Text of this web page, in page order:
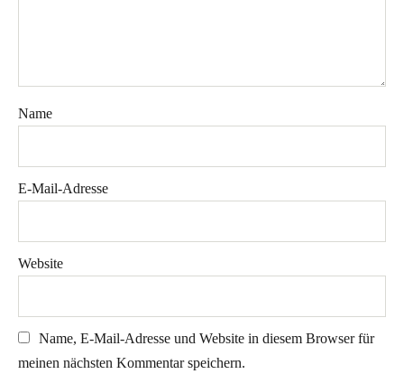
Name
E-Mail-Adresse
Website
Name, E-Mail-Adresse und Website in diesem Browser für
meinen nächsten Kommentar speichern.